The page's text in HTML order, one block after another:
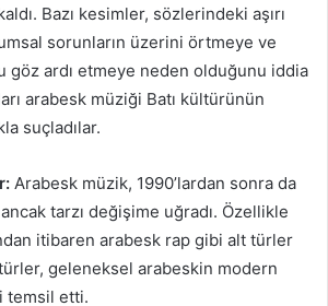
Bazı kesimler, sözlerindeki aşırı
sorunların üzerini örtmeye ve
göz ardı etmeye neden olduğunu iddia
arabesk müziği Batı kültürünün
suçladılar.
Arabesk müzik, 1990’lardan sonra da
tarzı değişime uğradı. Özellikle
itibaren arabesk rap gibi alt türler
geleneksel arabeskin modern
temsil etti.